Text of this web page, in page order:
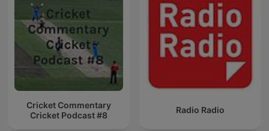
Cricket Commentary
Cricket Podcast #8
Radio Radio